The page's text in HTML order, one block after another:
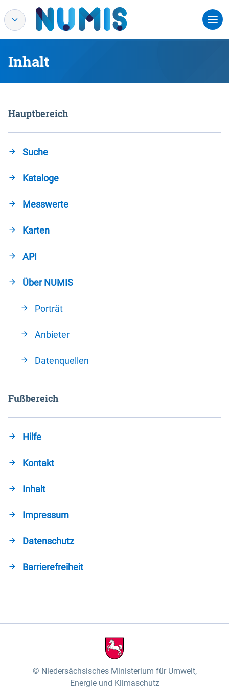
Inhalt
Hauptbereich
Suche
Kataloge
Messwerte
Karten
API
Über NUMIS
Porträt
Anbieter
Datenquellen
Fußbereich
Hilfe
Kontakt
Inhalt
Impressum
Datenschutz
Barrierefreiheit
Niedersächsisches Ministerium für Umwelt,
Energie und Klimaschutz